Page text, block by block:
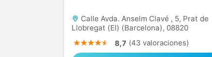
Calle Avda. Anselm Clavé , 5, Prat de
Llobregat (El) (Barcelona), 08820
8,7 (43 valoraciones)